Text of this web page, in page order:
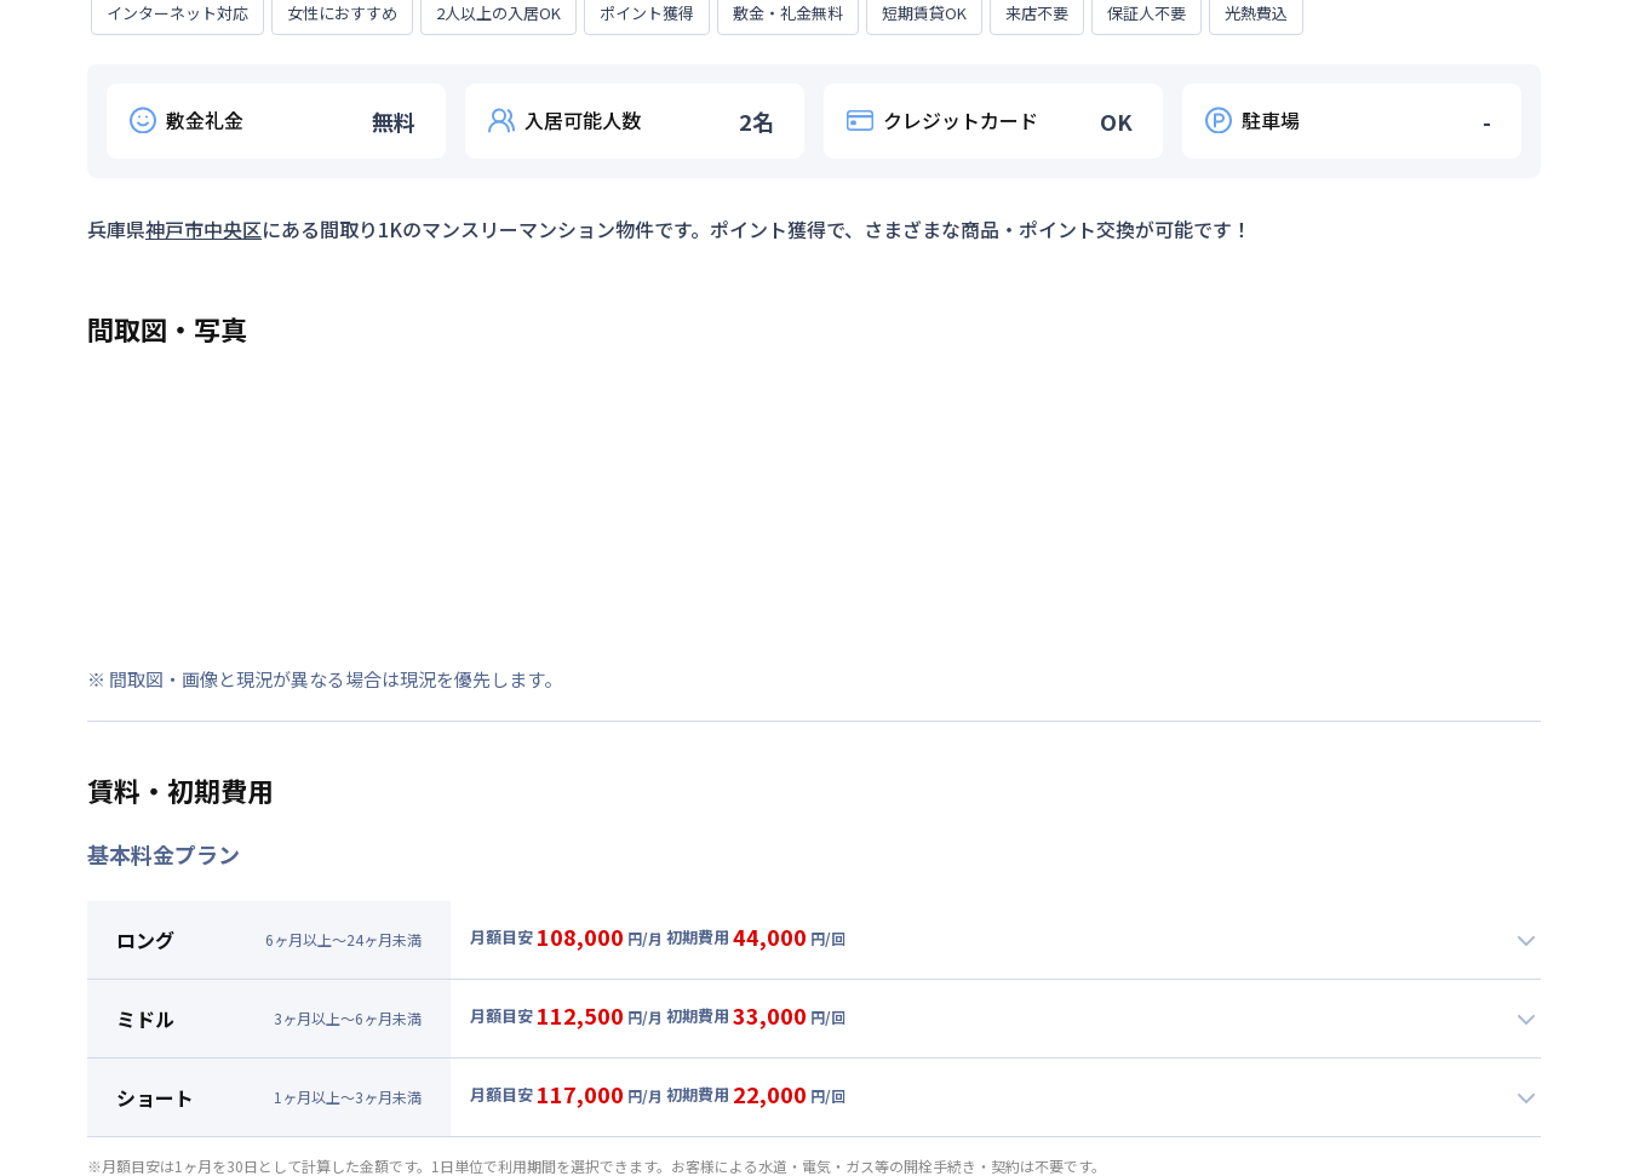
インターネット対応 女性におすすめ 2人以上の入居OK ポイント獲得 敷金・礼金無料 短期賃貸OK 来店不要 保証人不要 光熱費込
敷金礼金 無料 入居可能人数 2名 クレジットカード OK 駐車場 -
兵庫県神戸市中央区にある間取り1Kのマンスリーマンション物件です。ポイント獲得で、さまざまな商品・ポイント交換が可能です！
間取図・写真
※ 間取図・画像と現況が異なる場合は現況を優先します。
賃料・初期費用
基本料金プラン
ロング 6ヶ月以上～24ヶ月未満 月額目安 108,000 円/月 初期費用 44,000 円/回
70,500円/月 (2,350円/日)
光熱費他 : 0円/月 (0円/日) ※賃料に含める
清掃料他 : 35,000円/回 (税抜)
その他費用 :
管理費: 37,500円/月 (1,250円/日)
ミドル 3ヶ月以上～6ヶ月未満 月額目安 112,500 円/月 初期費用 33,000 円/回
75,000円/月 (2,500円/日)
光熱費他 : 0円/月 (0円/日) ※賃料に含める
ショート 1 ヶ月以上～3ヶ月未満 月額目安 117,000 円/月 初期費用 22,000 円/回
月額賃料目安(30日利用)
※月額目安は1ヶ月を30日として計算した金額です。1日単位で利用期間を選択できます。お客様による水道・電気・ガス等の開栓手続き・契約は不要です。